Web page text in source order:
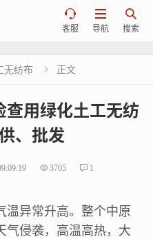

搜索

导航

客服
无纺布  正文
查用绿化土工无纺
、批发
3705 1
异常升高。整个中原
气侵袭，高温高热，大